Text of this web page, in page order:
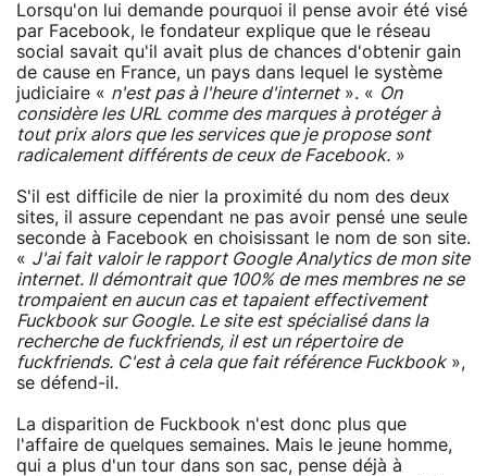
Lorsqu'on lui demande pourquoi il pense avoir été visé
par Facebook, le fondateur explique que le réseau
social savait qu'il avait plus de chances d'obtenir gain
de cause en France, un pays dans lequel le système
judiciaire « n'est pas à l'heure d'internet». « On
considère les URL comme des marques à protéger à
tout prix alors que les services que je propose sont
radicalement différents de ceux de Facebook. »
S'il est difficile de nier la proximité du nom des deux
sites, il assure cependant ne pas avoir pensé une seule
seconde à Facebook en choisissant le nom de son site.
« J'ai fait valoir le rapport Google Analytics de mon site
internet. Il démontrait que 100% de mes membres ne se
trompaient en aucun cas et tapaient effectivement
Fuckbook sur Google. Le site est spécialisé dans la
recherche de fuckfriends, il est un répertoire de
fuckfriends. C'est à cela que fait référence Fuckbook»,
se défend-il.
La disparition de Fuckbook n'est donc plus que
l'affaire de quelques semaines. Mais le jeune homme,
qui a plus d'un tour dans son sac, pense déjà à